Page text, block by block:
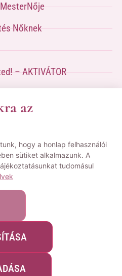
Nőknek
– AKTIVÁTOR
tölsd ki az űrlapot
oldalon
Nikoletta Tudástára.
az
hogy a honlap felhasználói
sütiket alkalmazunk. A
tudomásul